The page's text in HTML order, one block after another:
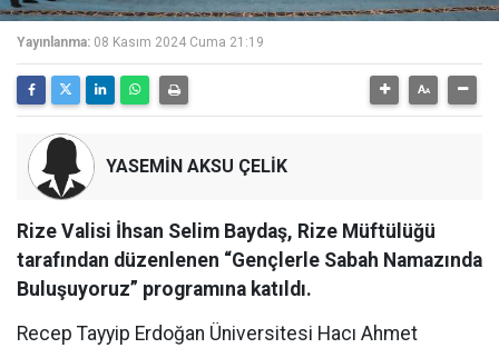
Yayınlanma: 08 Kasım 2024 Cuma 21:19
YASEMİN AKSU ÇELİK
Rize Valisi İhsan Selim Baydaş, Rize Müftülüğü
tarafından düzenlenen “Gençlerle Sabah Namazında
Buluşuyoruz” programına katıldı.
Recep Tayyip Erdoğan Üniversitesi Hacı Ahmet